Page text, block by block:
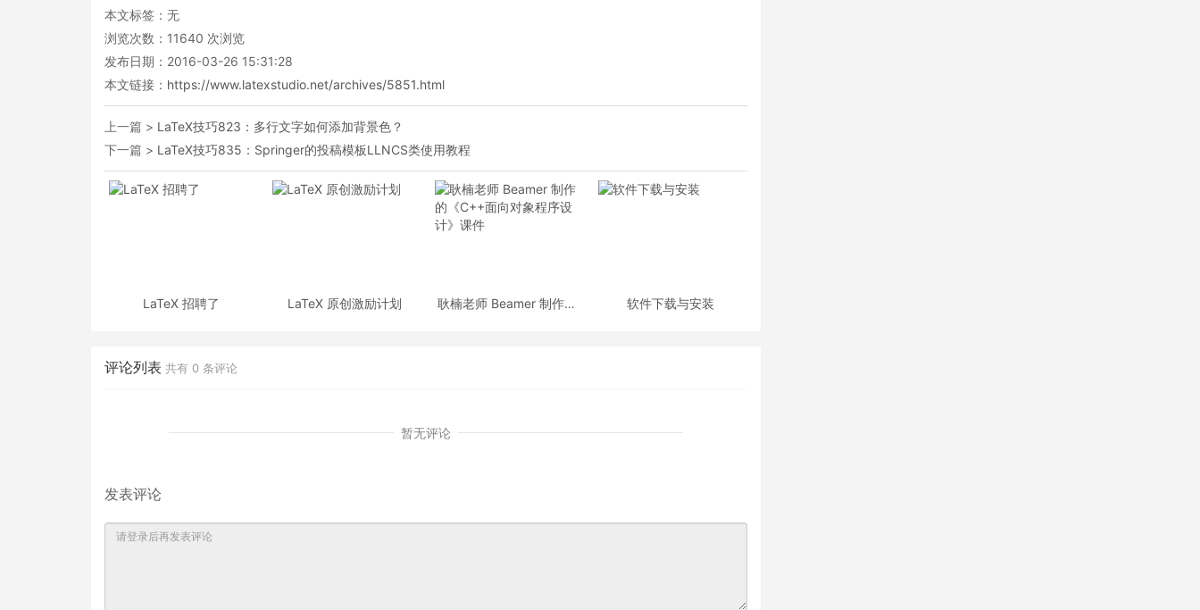
本文标签：无
浏览次数： 11640 次浏览
发布日期：2016-03-26 15:31:28
本文链接： https://www.latexstudio.net/archives/5851.html
上一篇 > LaTeX技巧823：多行文字如何添加背景色？
下一篇 > LaTeX技巧835：Springer的投稿模板LLNCS类使用教程
LaTeX 招聘了 LaTeX 原创激励计划
耿楠老师 Beamer 制作的
软件下载与安装
评论列表 共有 0 条评论
暂无评论
发表评论